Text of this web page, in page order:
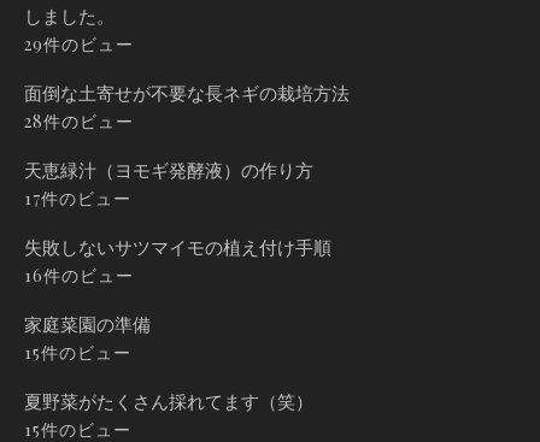
しました。
29件のビュー
面倒な土寄せが不要な長ネギの栽培方法
28件のビュー
天恵緑汁（ヨモギ発酵液）の作り方
17件のビュー
失敗しないサツマイモの植え付け手順
16件のビュー
家庭菜園の準備
15件のビュー
夏野菜がたくさん採れてます（笑）
15件のビュー